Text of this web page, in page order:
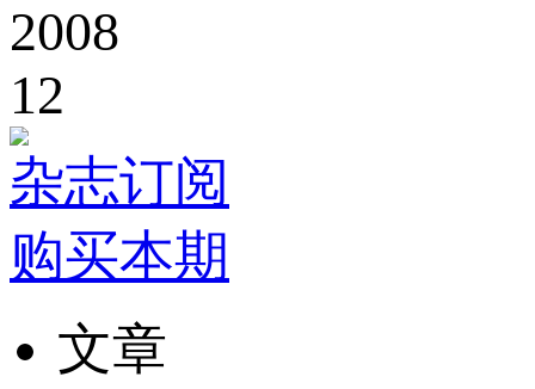
2008
12
杂志订阅
购买本期
文章